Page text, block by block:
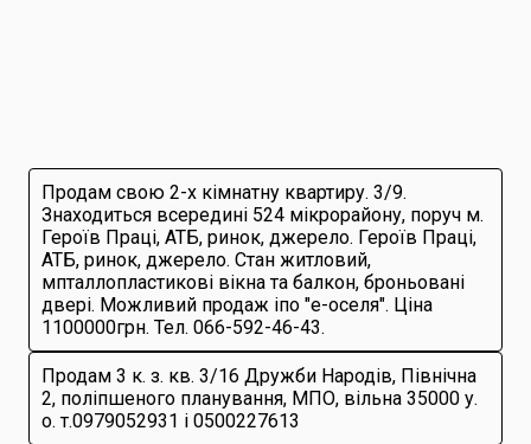
Продам свою 2-х кімнатну квартиру. 3/9.
Знаходиться всередині 524 мікрорайону, поруч м.
Героїв Праці, АТБ, ринок, джерело. Героїв Праці,
АТБ, ринок, джерело. Стан житловий,
мпталлопластикові вікна та балкон, броньовані
двері. Можливий продаж іпо "е-оселя". Ціна
1100000грн. Тел. 066-592-46-43.
Продам 3 к. з. кв. 3/16 Дружби Народів, Північна
2, поліпшеного планування, МПО, вільна 35000 у.
о. т.0979052931 і 0500227613